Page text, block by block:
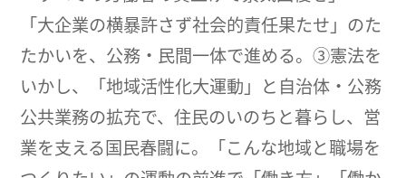
「大企業の横暴許さず社会的責任果たせ」のた
たかいを、公務・民間一体で進める。③憲法を
いかし、「地域活性化大運動」と自治体・公務
公共業務の拡充で、住民のいのちと暮らし、営
業を支える国民春闘に。「こんな地域と職場を